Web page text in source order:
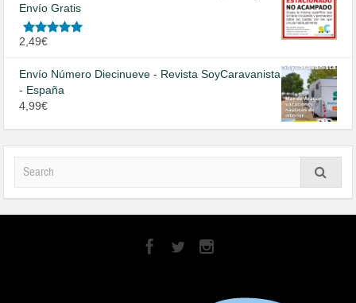
Envío Gratis
Valorado
2,49€
Envío Número Diecinueve - Revista SoyCaravanista
- España
4,99€